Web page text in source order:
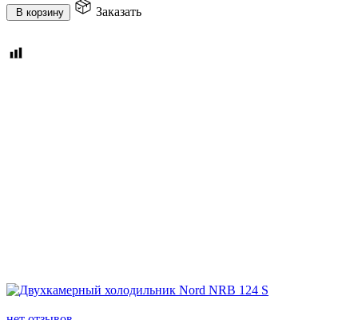
В корзину Заказать